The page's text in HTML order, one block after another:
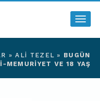
»ALI TEZEL » BUGÜN
MEMURIYET VE 18 YAŞ